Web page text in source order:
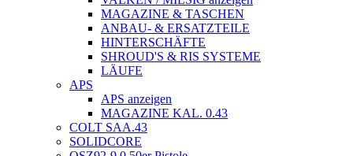
MAGAZINE & TASCHEN
ANBAU- & ERSATZTEILE
HINTERSCHÄFTE
SHROUD'S & RIS SYSTEME
LÄUFE
APS
APS anzeigen
MAGAZINE KAL. 0.43
COLT SAA.43
SOLIDCORE